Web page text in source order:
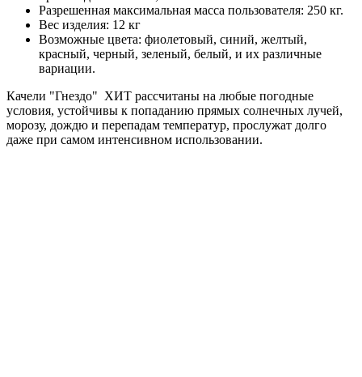
Разрешенная максимальная масса пользователя: 250 кг.
Вес изделия: 12 кг
Возможные цвета: фиолетовый, синий, желтый,
красный, черный, зеленый, белый, и их различные
вариации.
Качели "Гнездо" ХИТ рассчитаны на любые погодные
условия, устойчивы к попаданию прямых солнечных лучей,
морозу, дождю и перепадам температур, прослужат долго
даже при самом интенсивном использовании.